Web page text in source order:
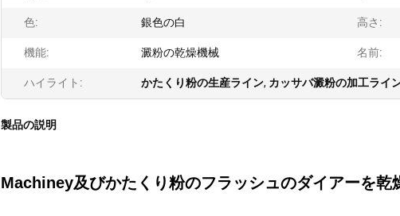
色: 銀色の白 高さ:
機能: 澱粉の乾燥機械 名前:
ハイライト: かたくり粉の生産ライン, カッサバ澱粉の加工ライ
製品の説明
Machiney及びかたくり粉のフラッシュのダイアーを乾